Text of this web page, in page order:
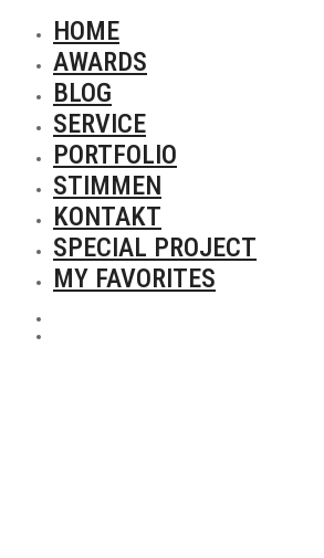
HOME
AWARDS
BLOG
SERVICE
PORTFOLIO
STIMMEN
KONTAKT
SPECIAL PROJECT
MY FAVORITES